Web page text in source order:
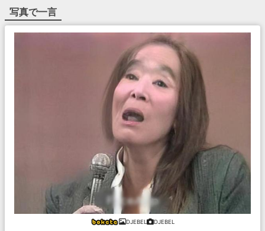
写真で一言
DJEBEL DJEBEL